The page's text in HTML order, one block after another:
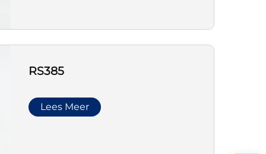
RS385
Lees Meer